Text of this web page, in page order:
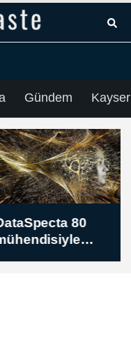
Gündem
80